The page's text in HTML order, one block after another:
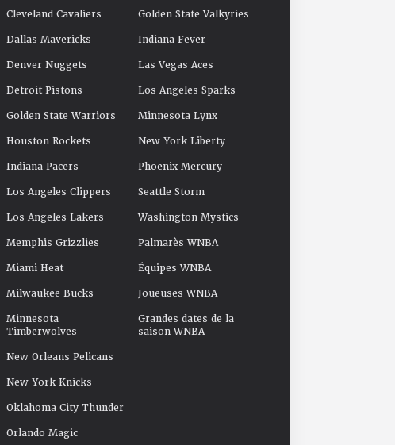
Cleveland Cavaliers
Dallas Mavericks
Denver Nuggets
Detroit Pistons
Golden State Warriors
Houston Rockets
Indiana Pacers
Los Angeles Clippers
Los Angeles Lakers
Memphis Grizzlies
Miami Heat
Milwaukee Bucks
Minnesota
Timberwolves
New Orleans Pelicans
New York Knicks
Oklahoma City Thunder
Orlando Magic
Golden State Valkyries
Indiana Fever
Las Vegas Aces
Los Angeles Sparks
Minnesota Lynx
New York Liberty
Phoenix Mercury
Seattle Storm
Washington Mystics
Palmarès WNBA
Équipes WNBA
Joueuses WNBA
Grandes dates de la
saison WNBA